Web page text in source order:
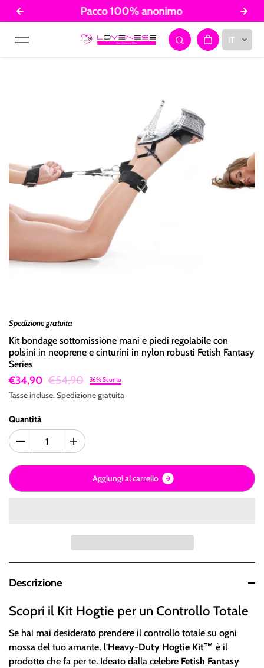
Salta al contenuto Pacco 100% anonimo
IT
Spedizione gratuita
Kit bondage sottomissione mani e piedi regolabile con
polsini in neoprene e cinturini in nylon robusti Fetish Fantasy
Series
€34,90 €54,90 36% Sconto
Tasse incluse.Spedizionegratuita
Quantità
Aggiungialcarrello
Descrizione
Scopri il Kit Hogtie per un Controllo Totale
Se hai mai desiderato prendere il controllo totale su ogni
mossa del tuo amante, l’Heavy-Duty Hogtie Kit™ è il
prodotto che fa per te. Ideato dalla celebre Fetish Fantasy